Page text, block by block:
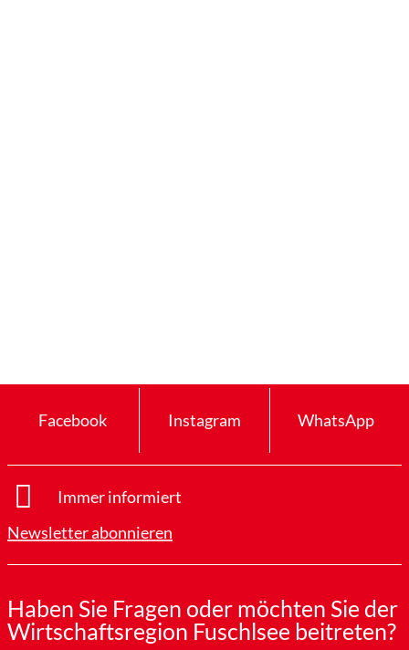
Facebook Instagram WhatsApp
Immer informiert
Newsletter abonnieren
Haben Sie Fragen oder möchten Sie der
Wirtschaftsregion Fuschlsee beitreten?